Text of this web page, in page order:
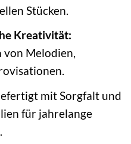
Stücken.
Kreativität:
von Melodien,
mit Sorgfalt und
für jahrelange